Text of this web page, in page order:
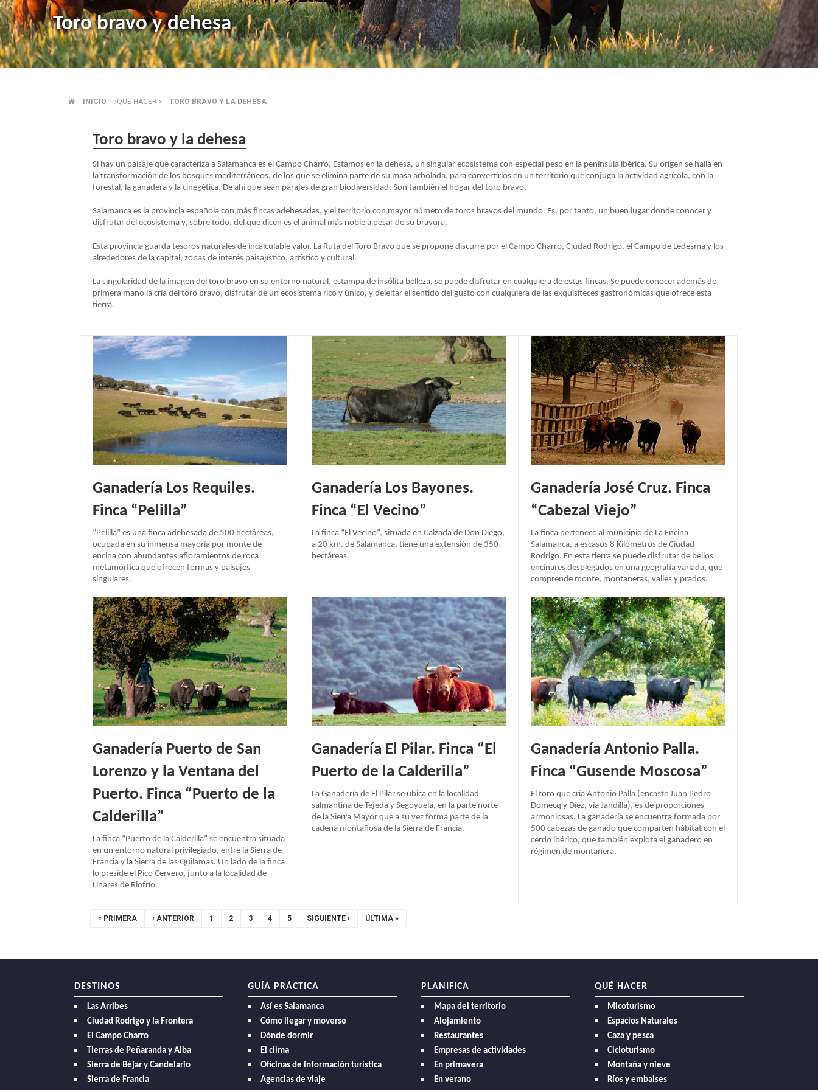
Toro bravo y dehesa
SOBRESCRIBIR
ENLACES
DE
AYUDA
NAVEGACIÓN
INICIO QUE HACER TORO BRAVO Y LA DEHESA
Toro bravo y la dehesa
Si hay un paisaje que caracteriza a Salamanca es el Campo Charro. Estamos en la dehesa, un singular ecosistema con especial peso en la península ibérica. Su origen se halla en
la transformación de los bosques mediterráneos, de los que se elimina parte de su masa arbolada, para convertirlos en un territorio que conjuga la actividad agrícola, con la
forestal, la ganadera y la cinegética. De ahí que sean parajes de gran biodiversidad. Son también el hogar del toro bravo.
Salamanca es la provincia española con más fincas adehesadas, y el territorio con mayor número de toros bravos del mundo. Es, por tanto, un buen lugar donde conocer y
disfrutar del ecosistema y, sobre todo, del que dicen es el animal más noble a pesar de su bravura.
Esta provincia guarda tesoros naturales de incalculable valor. La Ruta del Toro Bravo que se propone discurre por el Campo Charro, Ciudad Rodrigo, el Campo de Ledesma y los
alrededores de la capital, zonas de interés paisajístico, artístico y cultural.
La singularidad de la imagen del toro bravo en su entorno natural, estampa de insólita belleza, se puede disfrutar en cualquiera de estas fincas. Se puede conocer además de
primera mano la cría del toro bravo, disfrutar de un ecosistema rico y único, y deleitar el sentido del gusto con cualquiera de las exquisiteces gastronómicas que ofrece esta
tierra.
Ganadería Los Requiles.
Finca “Pelilla”
“Pelilla” es una finca adehesada de 500 hectáreas,
ocupada en su inmensa mayoría por monte de
encina con abundantes afloramientos de roca
metamórfica que ofrecen formas y paisajes
singulares.
Ganadería Los Bayones.
Finca “El Vecino”
La finca “El Vecino”, situada en Calzada de Don Diego,
a 20 km. de Salamanca, tiene una extensión de 350
hectáreas.
Ganadería José Cruz. Finca
“Cabezal Viejo”
La finca pertenece al municipio de La Encina
Salamanca, a escasos 8 Kilómetros de Ciudad
Rodrigo. En esta tierra se puede disfrutar de bellos
encinares desplegados en una geografía variada, que
comprende monte, montaneras, valles y prados.
Ganadería Puerto de San
Lorenzo y la Ventana del
Puerto. Finca “Puerto de la
Calderilla”
La finca “Puerto de la Calderilla” se encuentra situada
en un entorno natural privilegiado, entre la Sierra de
Francia y la Sierra de las Quilamas. Un lado de la finca
lo preside el Pico Cervero, junto a la localidad de
Linares de Riofrío.
Ganadería El Pilar. Finca “El
Puerto de la Calderilla”
La Ganadería de El Pilar se ubica en la localidad
salmantina de Tejeda y Segoyuela, en la parte norte
de la Sierra Mayor que a su vez forma parte de la
cadena montañosa de la Sierra de Francia.
Ganadería Antonio Palla.
Finca “Gusende Moscosa”
El toro que cría Antonio Palla (encaste Juan Pedro
Domecq y Díez, vía Jandilla), es de proporciones
armoniosas. La ganadería se encuentra formada por
500 cabezas de ganado que comparten hábitat con el
cerdo ibérico, que también explota el ganadero en
régimen de montanera.
Paginación
PRIMERA
« PRIMERA
PÁGINA
‹ ANTERIOR PAGE
1 PAGE
2 PAGE
3
PÁGINA
4 PAGE
5
SIGUIENTE
SIGUIENTE ›
ÚLTIMA
ÚLTIMA »
DESTINOS
Las Arribes
Ciudad Rodrigo y la Frontera
El Campo Charro
Tierras de Peñaranda y Alba
Sierra de Béjar y Candelario
Sierra de Francia
GUÍA PRÁCTICA
Así es Salamanca
Cómo llegar y moverse
Dónde dormir
El clima
Oficinas de información turística
Agencias de viaje
PLANIFICA
Mapa del territorio
Alojamiento
Restaurantes
Empresas de actividades
En primavera
En verano
QUÉ HACER
Micoturismo
Espacios Naturales
Caza y pesca
Cicloturismo
Montaña y nieve
Ríos y embalses